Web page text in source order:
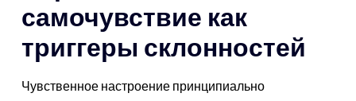
самочувствие как
триггеры склонностей
Чувственное настроение принципиально